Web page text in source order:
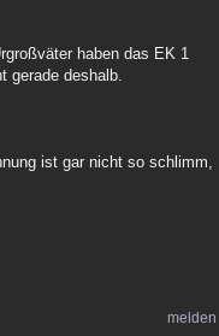
haben das EK 1
gerade deshalb.
ist gar nicht so schlimm,
melden